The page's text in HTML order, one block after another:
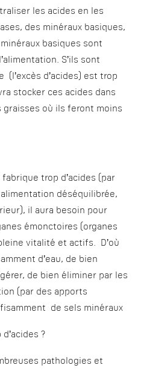
les acides en les
des minéraux basiques,
basiques sont
S’ils sont
(l’excès d’acides) est trop
stocker ces acides dans
où ils feront moins
trop d’acides (par
déséquilibrée,
il aura besoin pour
émonctoires (organes
vitalité et actifs. D’où
d’eau, de bien
de bien éliminer par les
(par des apports
de sels minéraux
?
pathologies et